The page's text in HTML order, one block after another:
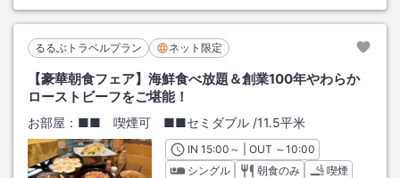
るるぶトラベルプラン ネット限定
【豪華朝食フェア】海鮮食べ放題＆創業100年やわらか
ローストビーフをご堪能！
お部屋： ■■ 喫煙可 ■■セミダブル /11.5平米
INチェックイン
15:00 ～ | OUT チェックアウト
～10:00
シングル
朝食のみ
喫煙